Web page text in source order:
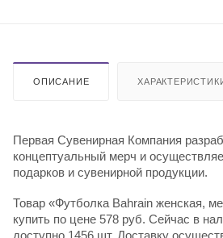
ОПИСАНИЕ
Первая Сувенирная Компания
концептуальный мерч и
подарков и сувенирной продукции.
Товар «Футболка Bahrain женская,
купить по цене 578 руб. Сейчас в
доступно 1456 шт. Доставку